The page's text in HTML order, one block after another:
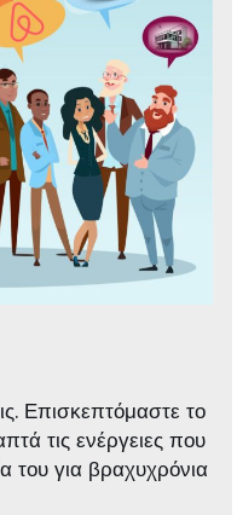
Επισκεπτόμαστε το
τις ενέργειες που
του για βραχυχρόνια